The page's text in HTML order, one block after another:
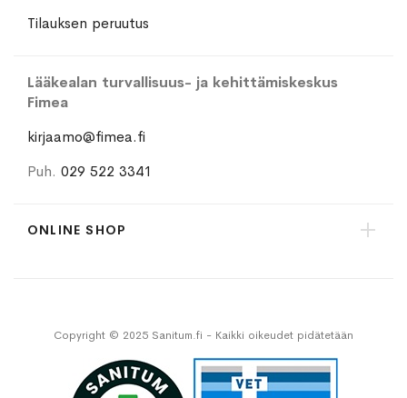
Tilauksen peruutus
Lääkealan turvallisuus- ja kehittämiskeskus
Fimea
kirjaamo@fimea.fi
Puh. 029 522 3341
ONLINE SHOP
Copyright © 2025 Sanitum.fi - Kaikki oikeudet pidätetään